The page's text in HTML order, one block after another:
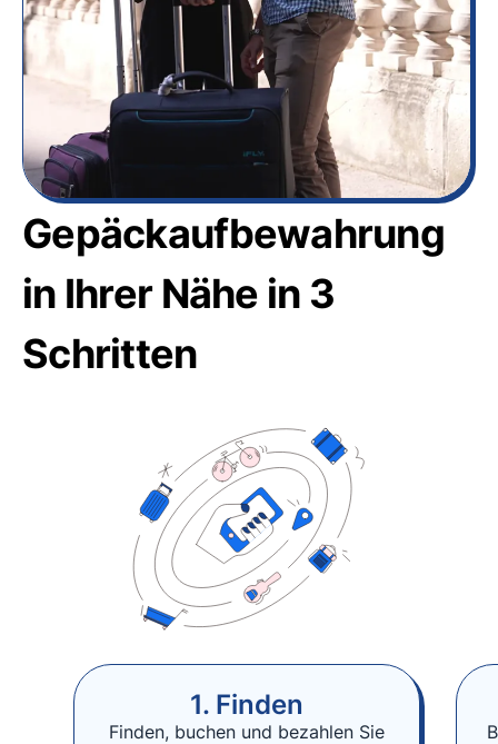
Gepäckaufbewahrung
in Ihrer Nähe in 3
Schritten
1. Finden
Finden, buchen und bezahlen Sie